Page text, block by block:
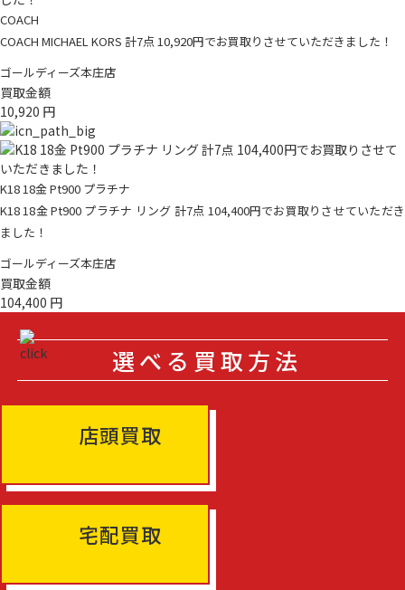
COACH
COACH MICHAEL KORS 計7点 10,920円でお買取りさせていただきました！
ゴールディーズ本庄店
買取金額
10,920 円
K18 18金 Pt900 プラチナ
K18 18金 Pt900 プラチナ リング 計7点 104,400円でお買取りさせていただき
ました！
ゴールディーズ本庄店
買取金額
104,400 円
選べる買取方法
店頭買取
宅配買取